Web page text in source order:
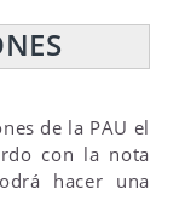
de la PAU el
con la nota
hacer una